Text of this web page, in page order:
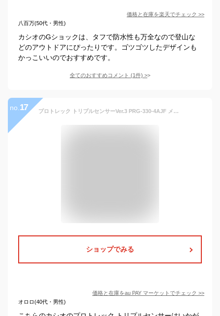
価格と在庫を楽天でチェック >>
八百万(50代・男性)
カシオのGショックは、タフで防水性も万全なので登山な
どのアウトドアにぴったりです。ゴツゴツしたデザインも
かっこいいのでおすすめです。
全てのおすすめコメント (1件) >
no. 17 プロトレック トリプルセンサーVer.3 PRG-330-4AJF メンズ 腕時計 ソーラー デジタル オレンジ ネイビー 登山 国内正規品 カシオ
ショップでみる
価格と在庫をau PAY マーケット でチェック >>
オロロ(40代・男性)